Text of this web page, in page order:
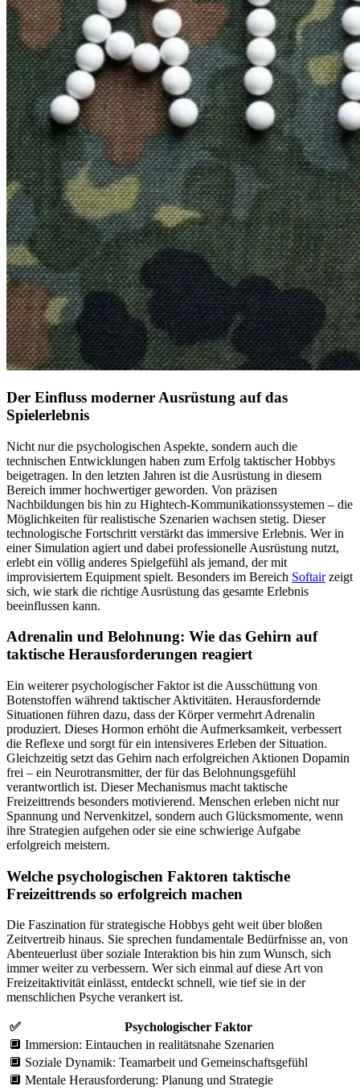
Der Einfluss moderner Ausrüstung auf das
Spielerlebnis
Nicht nur die psychologischen Aspekte, sondern auch die
technischen Entwicklungen haben zum Erfolg taktischer Hobbys
beigetragen. In den letzten Jahren ist die Ausrüstung in diesem
Bereich immer hochwertiger geworden. Von präzisen
Nachbildungen bis hin zu Hightech-Kommunikationssystemen – die
Möglichkeiten für realistische Szenarien wachsen stetig. Dieser
technologische Fortschritt verstärkt das immersive Erlebnis. Wer in
einer Simulation agiert und dabei professionelle Ausrüstung nutzt,
erlebt ein völlig anderes Spielgefühl als jemand, der mit
improvisiertem Equipment spielt. Besonders im Bereich Softairzeigt
sich, wie stark die richtige Ausrüstung das gesamte Erlebnis
beeinflussen kann.
Adrenalin und Belohnung: Wie das Gehirn auf
taktische Herausforderungen reagiert
Ein weiterer psychologischer Faktor ist die Ausschüttung von
Botenstoffen während taktischer Aktivitäten. Herausfordernde
Situationen führen dazu, dass der Körper vermehrt Adrenalin
produziert. Dieses Hormon erhöht die Aufmerksamkeit, verbessert
die Reflexe und sorgt für ein intensiveres Erleben der Situation.
Gleichzeitig setzt das Gehirn nach erfolgreichen Aktionen Dopamin
frei – ein Neurotransmitter, der für das Belohnungsgefühl
verantwortlich ist. Dieser Mechanismus macht taktische
Freizeittrends besonders motivierend. Menschen erleben nicht nur
Spannung und Nervenkitzel, sondern auch Glücksmomente, wenn
ihre Strategien aufgehen oder sie eine schwierige Aufgabe
erfolgreich meistern.
Welche psychologischen Faktoren taktische
Freizeittrends so erfolgreich machen
Die Faszination für strategische Hobbys geht weit über bloßen
Zeitvertreib hinaus. Sie sprechen fundamentale Bedürfnisse an, von
Abenteuerlust über soziale Interaktion bis hin zum Wunsch, sich
immer weiter zu verbessern. Wer sich einmal auf diese Art von
Freizeitaktivität einlässt, entdeckt schnell, wie tief sie in der
menschlichen Psyche verankert ist.
✅
Psychologischer Faktor
🔲 Immersion: Eintauchen in realitätsnahe Szenarien
🔲 Soziale Dynamik: Teamarbeit und Gemeinschaftsgefühl
🔲 Mentale Herausforderung: Planung und Strategie